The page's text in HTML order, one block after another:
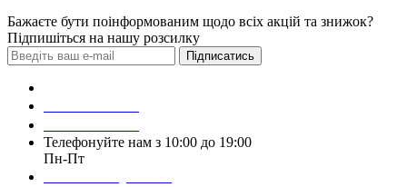
Бажаєте бути поінформованим щодо всіх акцій та знижок?
Підпишіться на нашу розсилку
Підписатись
Телефонуйте нам з 10:00 до 19:00
Пн-Пт